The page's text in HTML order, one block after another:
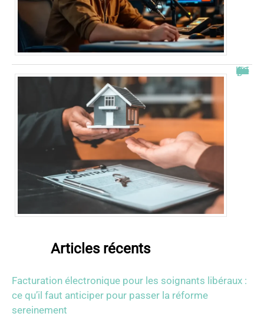
Combien de fois peut-on passer en commission logement ?
Articles récents
Facturation électronique pour les soignants libéraux :
ce qu’il faut anticiper pour passer la réforme
sereinement